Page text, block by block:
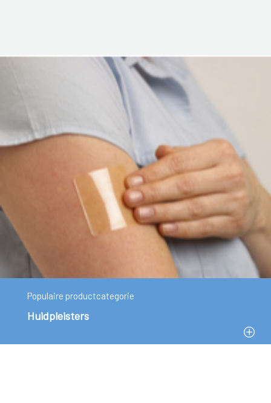
Populaire productcategorie
Huidpleisters